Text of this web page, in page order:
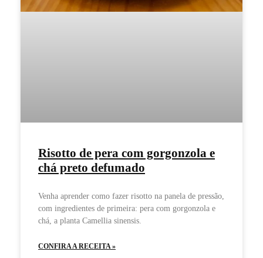
Risotto de pera com gorgonzola e
chá preto defumado
Venha aprender como fazer risotto na panela de pressão,
com ingredientes de primeira: pera com gorgonzola e
chá, a planta Camellia sinensis.
CONFIRA A RECEITA »